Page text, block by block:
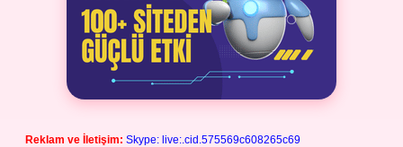
Reklam ve İletişim: Skype: live:.cid.575569c608265c69